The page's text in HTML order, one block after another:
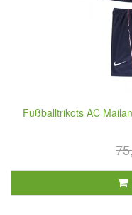
Fußballtrikots AC